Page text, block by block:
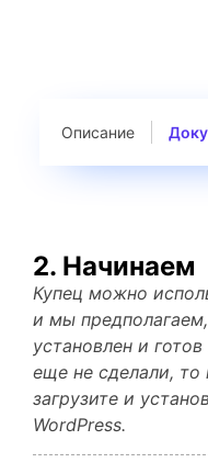
Описание
2. Начинаем
Купец можно
и мы
установлен и
еще не сделали, то
загрузите и
WordPress.